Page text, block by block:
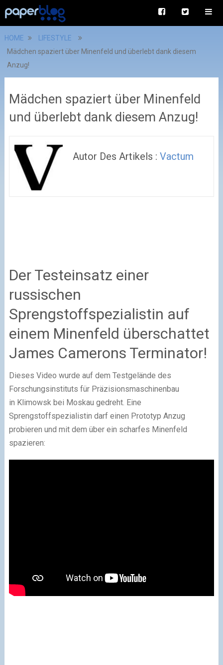
HOME
LIFESTYLE
Mädchen spaziert über Minenfeld und überlebt dank diesem
Anzug!
Mädchen spaziert über Minenfeld
und überlebt dank diesem Anzug!
Autor Des Artikels :Vactum
Der Testeinsatz einer
russischen
Sprengstoffspezialistin auf
einem Minenfeld überschattet
James Camerons Terminator!
Dieses Video wurde auf dem Testgelände des
Forschungsinstituts für Präzisionsmaschinenbau
in Klimowsk bei Moskau gedreht. Eine
Sprengstoffspezialistin darf einen Prototyp Anzug
probieren und mit dem über ein scharfes Minenfeld
spazieren: